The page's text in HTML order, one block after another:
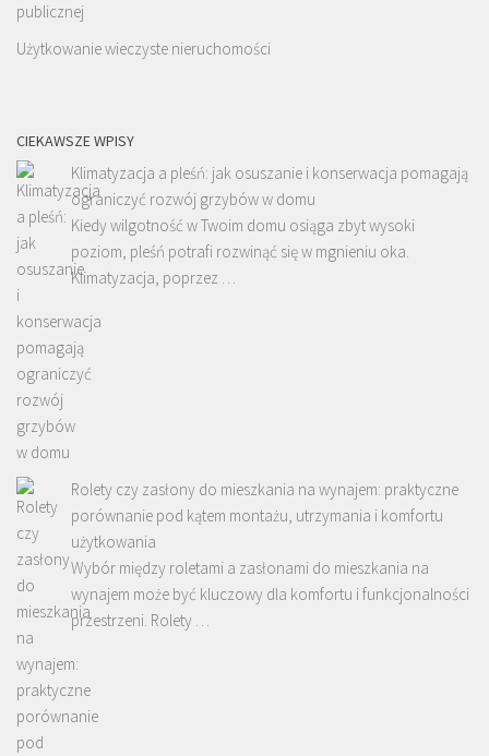
publicznej
Użytkowanie wieczyste nieruchomości
CIEKAWSZE WPISY
Klimatyzacja a pleśń: jak osuszanie i konserwacja pomagają
ograniczyć rozwój grzybów w domu
Kiedy wilgotność w Twoim domu osiąga zbyt wysoki
poziom, pleśń potrafi rozwinąć się w mgnieniu oka.
Klimatyzacja, poprzez …
Rolety czy zasłony do mieszkania na wynajem: praktyczne
porównanie pod kątem montażu, utrzymania i komfortu
użytkowania
Wybór między roletami a zasłonami do mieszkania na
wynajem może być kluczowy dla komfortu i funkcjonalności
przestrzeni. Rolety …